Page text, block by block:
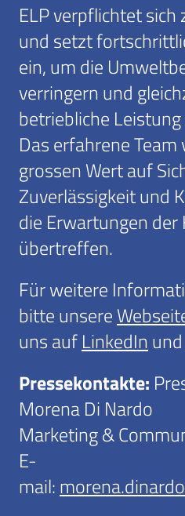
ELP verpflichtet
und setzt
ein, um die
verringern und
betriebliche
Das erfahrene Team
grossen Wert auf
Zuverlässigkeit und
die Erwartungen der
übertreffen.
Für weitere
bitte unsere
uns auf LinkedIn und
Pressekontakte:
Morena Di Nardo
Marketing &
E-
mail: